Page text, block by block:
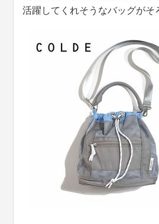
活躍してくれそうなバッグがそ